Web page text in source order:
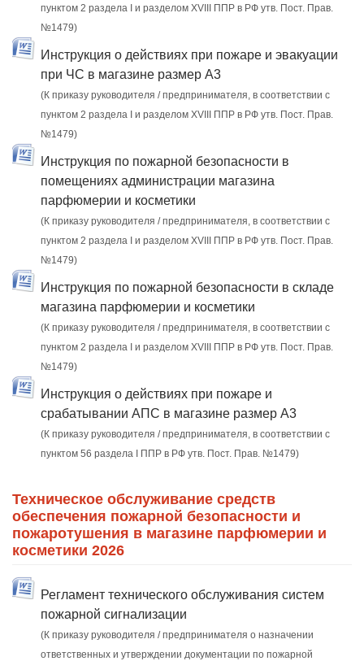
пунктом 2 раздела I и разделом XVIII ППР в РФ утв. Пост. Прав.
№1479)
Инструкция о действиях при пожаре и эвакуации
при ЧС в магазине размер А3
(К приказу руководителя / предпринимателя, в соответствии с
пунктом 2 раздела I и разделом XVIII ППР в РФ утв. Пост. Прав.
№1479)
Инструкция по пожарной безопасности в
помещениях администрации магазина
парфюмерии и косметики
(К приказу руководителя / предпринимателя, в соответствии с
пунктом 2 раздела I и разделом XVIII ППР в РФ утв. Пост. Прав.
№1479)
Инструкция по пожарной безопасности в складе
магазина парфюмерии и косметики
(К приказу руководителя / предпринимателя, в соответствии с
пунктом 2 раздела I и разделом XVIII ППР в РФ утв. Пост. Прав.
№1479)
Инструкция о действиях при пожаре и
срабатывании АПС в магазине размер А3
(К приказу руководителя / предпринимателя, в соответствии с
пунктом 56 раздела I ППР в РФ утв. Пост. Прав. №1479)
Техническое обслуживание средств
обеспечения пожарной безопасности и
пожаротушения в магазине парфюмерии и
косметики 2026
Регламент технического обслуживания систем
пожарной сигнализации
(К приказу руководителя / предпринимателя о назначении
ответственных и утверждении документации по пожарной